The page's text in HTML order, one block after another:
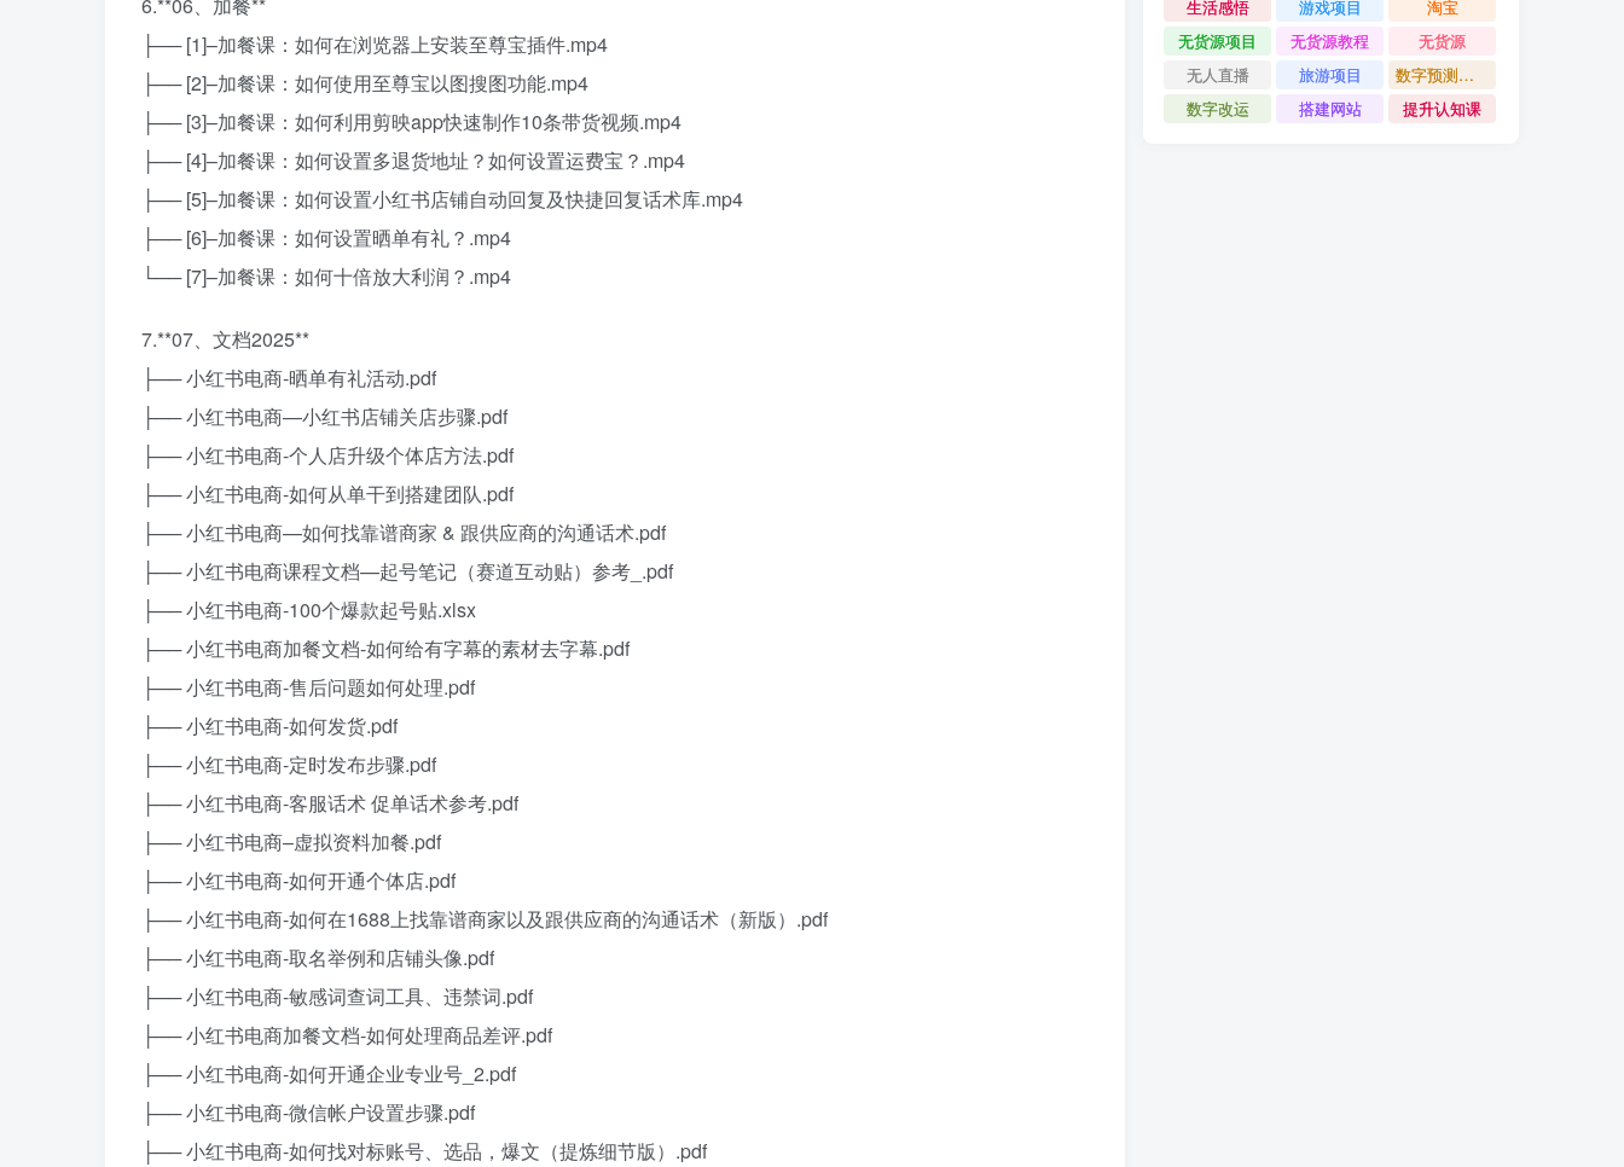
├── [1]–加餐课：如何在浏览器上安装至尊宝插件.mp4
├── [2]–加餐课：如何使用至尊宝以图搜图功能.mp4
├── [3]–加餐课：如何利用剪映app快速制作10条带货视频.mp4
├── [4]–加餐课：如何设置多退货地址？如何设置运费宝？.mp4
├── [5]–加餐课：如何设置小红书店铺自动回复及快捷回复话术库.mp4
├── [6]–加餐课：如何设置晒单有礼？.mp4
└── [7]–加餐课：如何十倍放大利润？.mp4
7.**07、文档2025**
├── 小红书电商-晒单有礼活动.pdf
├── 小红书电商—小红书店铺关店步骤.pdf
├── 小红书电商-个人店升级个体店方法.pdf
├── 小红书电商-如何从单干到搭建团队.pdf
├── 小红书电商—如何找靠谱商家 & 跟供应商的沟通话术.pdf
├── 小红书电商课程文档—起号笔记（赛道互动贴）参考_.pdf
├── 小红书电商-100个爆款起号贴.xlsx
├── 小红书电商加餐文档-如何给有字幕的素材去字幕.pdf
├── 小红书电商-售后问题如何处理.pdf
├── 小红书电商-如何发货.pdf
├── 小红书电商-定时发布步骤.pdf
├── 小红书电商-客服话术 促单话术参考.pdf
├── 小红书电商–虚拟资料加餐.pdf
├── 小红书电商-如何开通个体店.pdf
├── 小红书电商-如何在1688上找靠谱商家以及跟供应商的沟通话术（新版）.pdf
├── 小红书电商-取名举例和店铺头像.pdf
├── 小红书电商-敏感词查词工具、违禁词.pdf
├── 小红书电商加餐文档-如何处理商品差评.pdf
├── 小红书电商-如何开通企业专业号_2.pdf
├── 小红书电商-微信帐户设置步骤.pdf
├── 小红书电商-如何找对标账号、选品，爆文（提炼细节版）.pdf
生活感悟
游戏项目
淘宝
无货源项目
无货源教程
无货源
无人直播
旅游项目
数字预测大师
数字改运
搭建网站 提升认知课